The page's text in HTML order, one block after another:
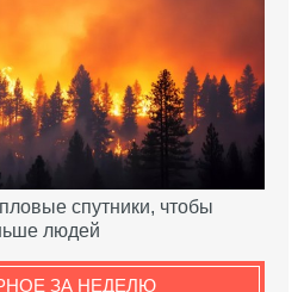
спутники, чтобы
людей
ЗА НЕДЕЛЮ